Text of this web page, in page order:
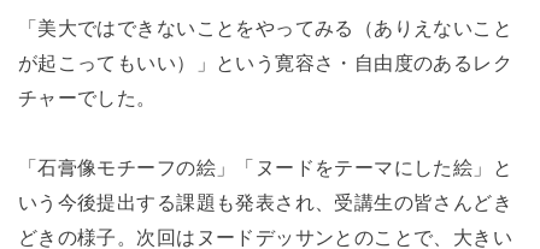
「美大ではできないことをやってみる（ありえないこと
が起こってもいい）」という寛容さ・自由度のあるレク
チャーでした。
「石膏像モチーフの絵」「ヌードをテーマにした絵」と
いう今後提出する課題も発表され、受講生の皆さんどき
どきの様子。次回はヌードデッサンとのことで、大きい